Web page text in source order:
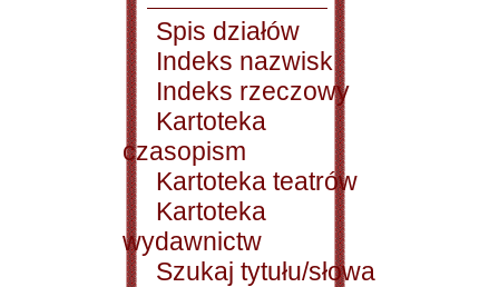
Spis działów
Indeks nazwisk
Indeks rzeczowy
Kartoteka
czasopism
Kartoteka teatrów
Kartoteka
wydawnictw
Szukaj tytułu/słowa